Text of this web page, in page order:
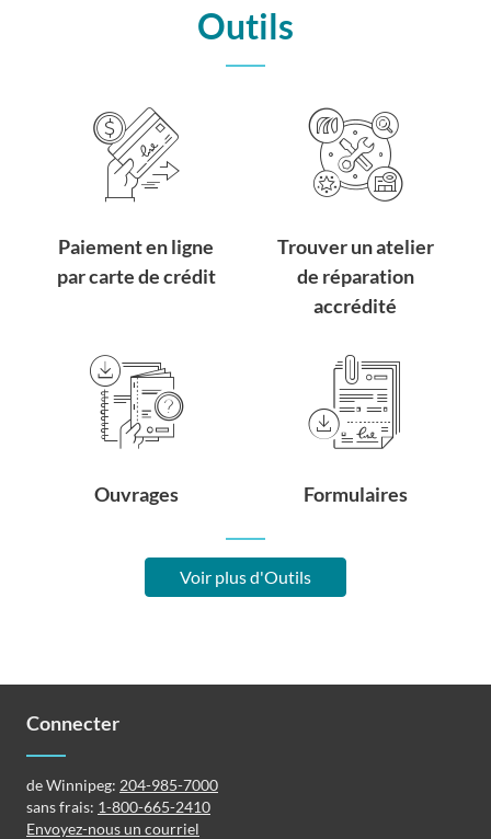
Outils
Paiement en ligne
par carte de crédit
Trouver un atelier
de réparation
accrédité
Ouvrages Formulaires
Voir plus d'Outils
Connecter
de Winnipeg: 204-985-7000
sans frais: 1-800-665-2410
Envoyez-nous un courriel